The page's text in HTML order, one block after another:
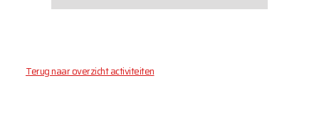
Terug naar overzicht activiteiten